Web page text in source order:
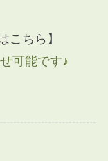
こちら】
可能です♪